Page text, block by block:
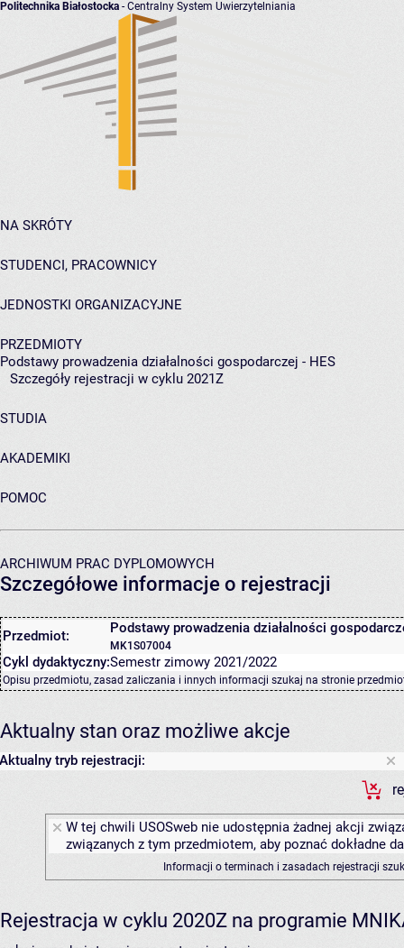
Politechnika Białostocka - Centralny System Uwierzytelniania
NA SKRÓTY
STUDENCI, PRACOWNICY
JEDNOSTKI ORGANIZACYJNE
PRZEDMIOTY
Podstawy prowadzenia działalności gospodarczej - HES
Szczegóły rejestracji w cyklu 2021Z
STUDIA
AKADEMIKI
POMOC
ARCHIWUM PRAC DYPLOMOWYCH
Szczegółowe informacje o rejestracji
Przedmiot: Podstawy prowadzenia działalności
MK1S07004
Cykl dydaktyczny:Semestr zimowy 2021/2022
Opisu przedmiotu, zasad zaliczania i innych informacji szukaj na stronie
Aktualny stan oraz możliwe akcje
Aktualny tryb rejestracji:
W tej chwili USOSweb nie udostępnia żadnej akcji
związanych z tym przedmiotem, aby poznać dokładne
Informacji o terminach i zasadach rejestracji
Rejestracja w cyklu 2020Z na programie